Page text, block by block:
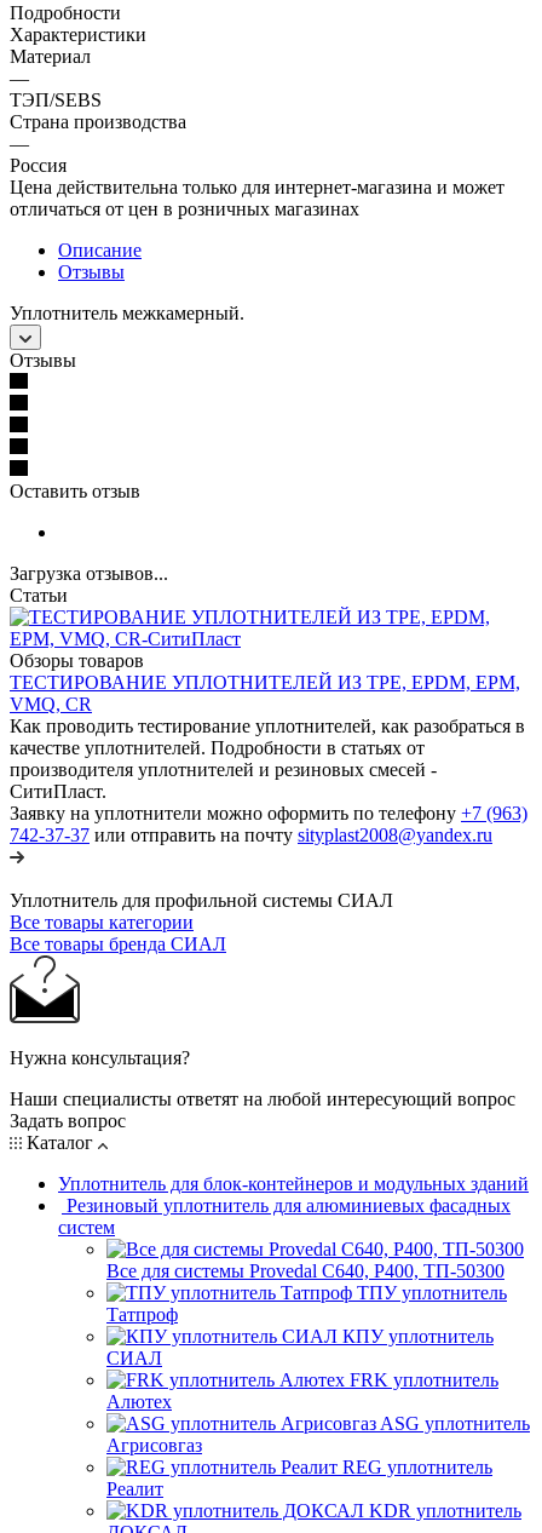
Подробности
Характеристики
Материал
—
ТЭП/SEBS
Страна производства
—
Россия
Цена действительна только для интернет-магазина и может
отличаться от цен в розничных магазинах
Описание
Отзывы
Уплотнитель межкамерный.
Отзывы
Оставить отзыв
Загрузка отзывов...
Статьи
Обзоры товаров
ТЕСТИРОВАНИЕ УПЛОТНИТЕЛЕЙ ИЗ TPE, EPDM, EPM,
VMQ, CR
Как проводить тестирование уплотнителей, как разобраться в
качестве уплотнителей. Подробности в статьях от
производителя уплотнителей и резиновых смесей -
СитиПласт.
Заявку на уплотнители можно оформить по телефону +7 (963)
742-37-37 или отправить на почту sityplast2008@yandex.ru
Уплотнитель для профильной системы СИАЛ
Все товары категории
Все товары бренда СИАЛ
Нужна консультация?
Наши специалисты ответят на любой интересующий вопрос
Задать вопрос
Каталог
Уплотнитель для блок-контейнеров и модульных зданий
Резиновый уплотнитель для алюминиевых фасадных
систем
Все для системы Provedal С640, Р400, ТП-50300
ТПУ уплотнитель
Татпроф
КПУ уплотнитель
СИАЛ
FRK уплотнитель
Алютех
ASG уплотнитель
Агрисовгаз
REG уплотнитель
Реалит
KDR уплотнитель